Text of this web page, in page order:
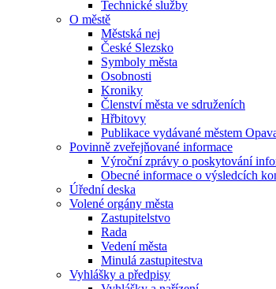
Technické služby
O městě
Městská nej
České Slezsko
Symboly města
Osobnosti
Kroniky
Členství města ve sdruženích
Hřbitovy
Publikace vydávané městem
Povinně zveřejňované informace
Výroční zprávy o poskytování
Obecné informace o výsledcích
Úřední deska
Volené orgány města
Zastupitelstvo
Rada
Vedení města
Minulá zastupitestva
Vyhlášky a předpisy